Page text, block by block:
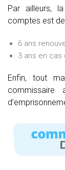
Par ailleurs,
comptes est
6 ans
3 ans en cas
Enfin, tout